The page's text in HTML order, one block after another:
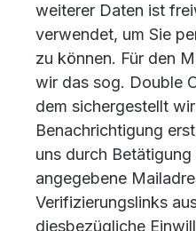
weiterer Daten ist
verwendet, um Sie
zu können. Für den
wir das sog. Double
dem sichergestellt
Benachrichtigung
uns durch Betätigung
angegebene
Verifizierungslinks
diesbezügliche